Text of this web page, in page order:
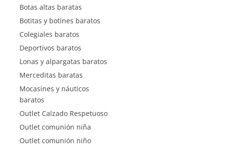
Botas altas baratas
Botitas y botines baratos
Colegiales baratos
Deportivos baratos
Lonas y alpargatas baratos
Merceditas baratas
Mocasines y náuticos
baratos
Outlet Calzado Respetuoso
Outlet comunión niña
Outlet comunión niño